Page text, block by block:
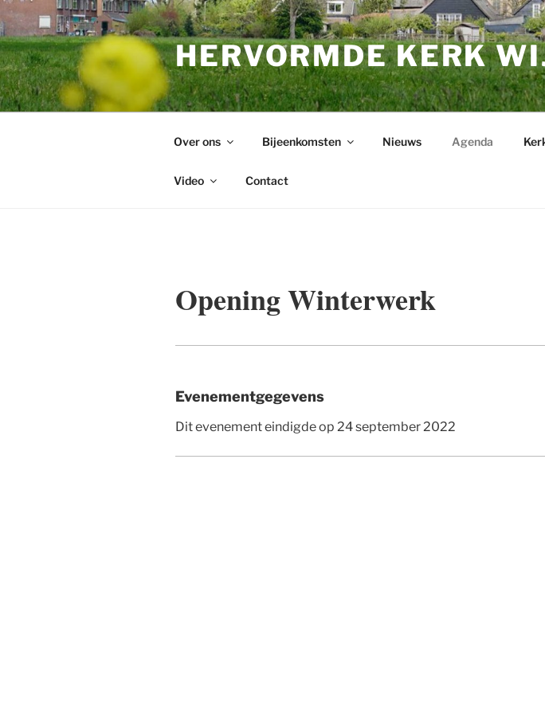
Ga
naar
de
inhoud
HERVORMDE KERK
Over ons Bijeenkomsten Nieuws Agenda
Video Contact
Opening Winterwerk
Evenementgegevens
Dit evenement eindigde op 24 september 2022